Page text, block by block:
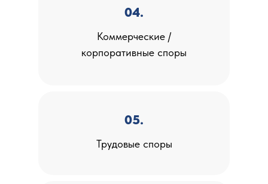
Коммерческие /
корпоративные споры
Трудовые споры
04.
05.